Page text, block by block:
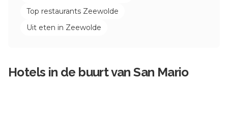
Top restaurants Zeewolde
Uit eten in Zeewolde
Hotels in de buurt vanSan Mario